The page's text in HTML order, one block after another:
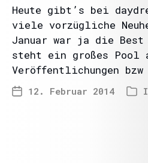
Heute gibt’s bei
viele vorzügliche
Januar war ja die Best
steht ein großes Pool
Veröffentlichungen bzw
12. Februar 2014